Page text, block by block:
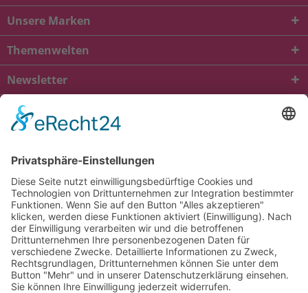
Unsere Marken
Themenwelten
Newsletter
* Alle Preise inkl. gesetzl. Mehrwertsteuer zzgl.
und ggf.
Nachnahmegebühren, wenn nicht anders beschrieben
viba.de
4.90von5.00bei1685
Kontakt Versandkosten und Lieferung
Zahlungsarten
FAQ – Häufig gestellte Fragen
Mein Konto
Allgemeine Geschäftsbedingungen
Datenschutz
Impressum
Barrierefreiheit
Cookie-Einstellungen
Widerrufsbelehrung
Vertrag widerrufen